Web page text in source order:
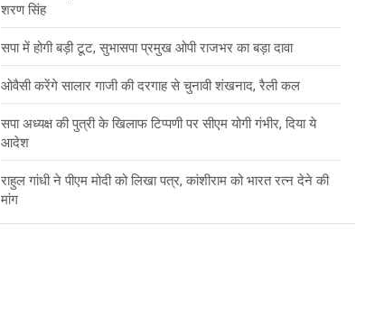
शरण सिंह
सपा में होगी बड़ी टूट, सुभासपा प्रमुख ओपी राजभर का बड़ा दावा
ओवैसी करेंगे सालार गाजी की दरगाह से चुनावी शंखनाद, रैली कल
सपा अध्यक्ष की पुत्री के खिलाफ टिप्पणी पर सीएम योगी गंभीर, दिया ये
आदेश
राहुल गांधी ने पीएम मोदी को लिखा पत्र, कांशीराम को भारत रत्न देने की
मांग